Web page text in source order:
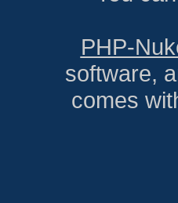
PHP-
software,
comes